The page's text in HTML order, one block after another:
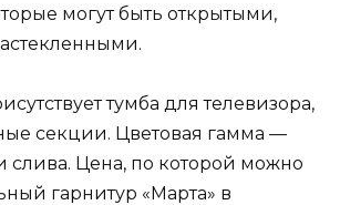
могут быть открытыми,
тумба для телевизора,
секции. Цветовая гамма —
слива. Цена, по которой можно
гарнитур «Марта» в